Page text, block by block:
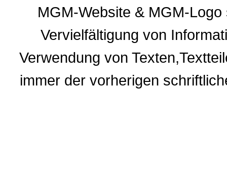
MGM-Website & MGM-
Vervielfältigung von
Verwendung von
immer der vorherigen